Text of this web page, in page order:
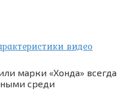
видео
марки «Хонда» всегда
среди